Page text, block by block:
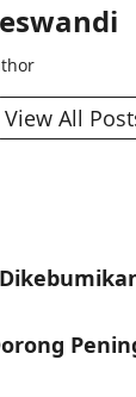
View All